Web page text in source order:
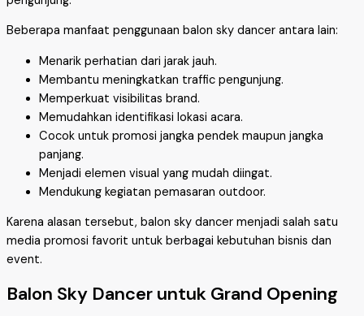
Beberapa manfaat penggunaan balon sky dancer antara lain:
Menarik perhatian dari jarak jauh.
Membantu meningkatkan traffic pengunjung.
Memperkuat visibilitas brand.
Memudahkan identifikasi lokasi acara.
Cocok untuk promosi jangka pendek maupun jangka
panjang.
Menjadi elemen visual yang mudah diingat.
Mendukung kegiatan pemasaran outdoor.
Karena alasan tersebut, balon sky dancer menjadi salah satu
media promosi favorit untuk berbagai kebutuhan bisnis dan
event.
Balon Sky Dancer untuk Grand Opening